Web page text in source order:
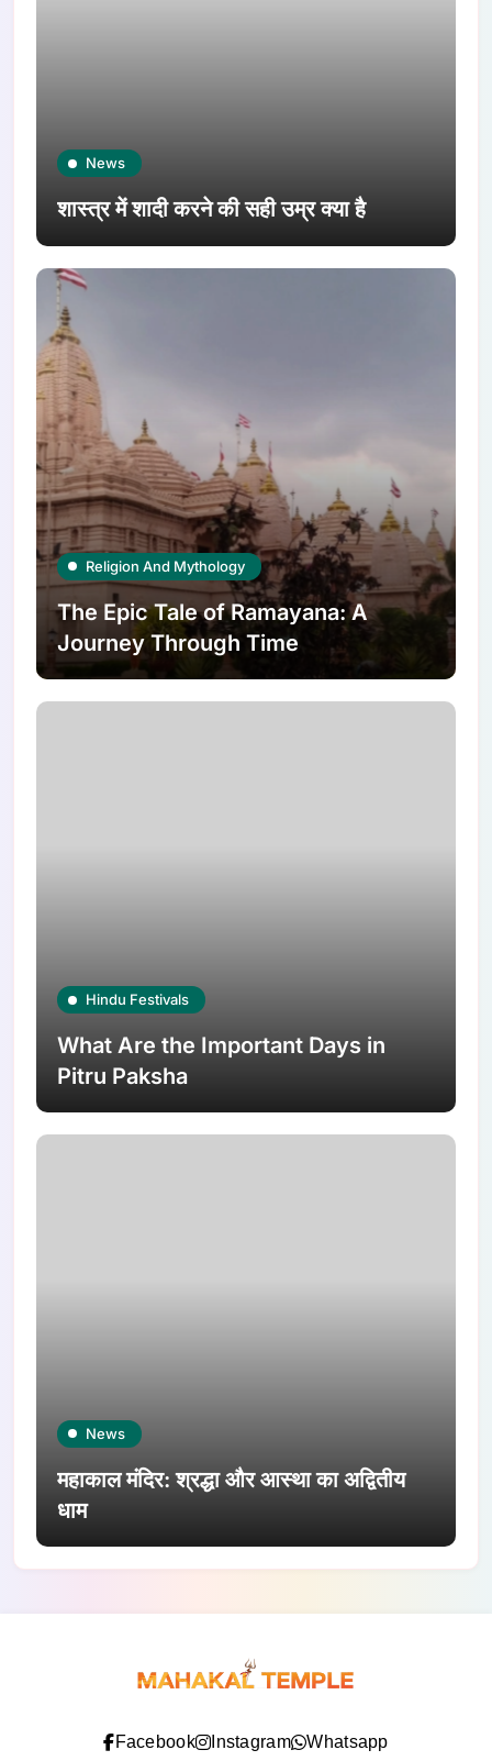
News
शास्त्र में शादी करने की सही उम्र क्या है
Religion And Mythology
The Epic Tale of Ramayana: A
Journey Through Time
Hindu Festivals
What Are the Important Days in
Pitru Paksha
News
महाकाल मंदिर: श्रद्धा और आस्था का अद्वितीय
धाम
Facebook Instagram Whatsapp